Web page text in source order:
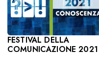
FESTIVAL DELLA
COMUNICAZIONE 2021